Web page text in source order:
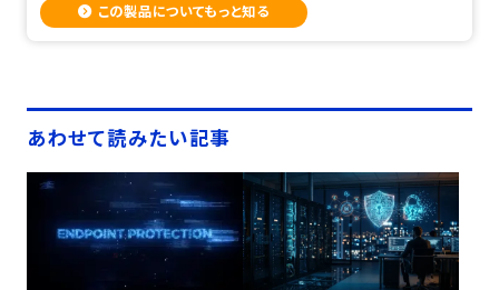
この製品についてもっと知る
あわせて読みたい記事